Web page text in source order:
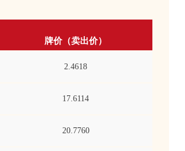
牌价（卖出价）
2.4618
17.6114
20.7760